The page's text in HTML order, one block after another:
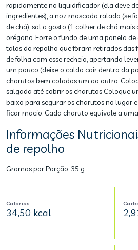
rapidamente no liquidificador (ela deve
ingredientes), a noz moscada ralada (se
de chá), sal a gosto (1 colher de chá mais
orégano. Forre o fundo de uma panela
talos do repolho que foram retirados das
de folha com esse recheio, apertando
um pouco (deixe o caldo cair dentro da
charutos bem colados um ao outro.
salgada até cobrir os charutos Coloque
baixo para segurar os charutos no lugar
ficar macio. Cada charuto equivale a
Informações
de repolho
Gramas por Porção:35 g
Calorias
34,50 kcal